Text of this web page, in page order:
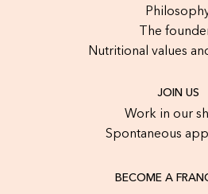
The
Nutritional values
JOIN US
Work in our
Spontaneous
BECOME A